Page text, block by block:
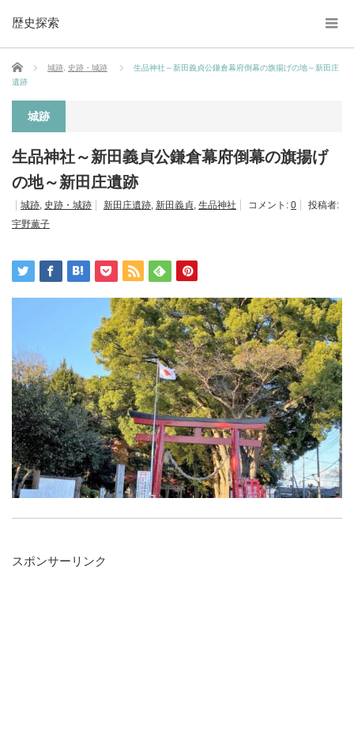
歴史探索
ホーム 城跡 史跡・城跡
生品神社～新田義貞公鎌倉幕府倒幕の旗揚げの地～新田庄
遺跡
城跡
生品神社～新田義貞公鎌倉幕府倒幕の旗揚げ
の地～新田庄遺跡
城跡, 史跡・城跡 新田庄遺跡, 新田義貞, 生品神社 コメント: 0
投稿者:
宇野薫子
スポンサーリンク